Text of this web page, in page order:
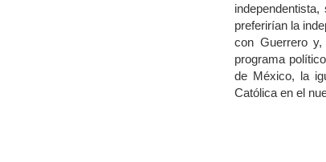
preferirían la
con Guerrero
programa
de México, la
Católica en el